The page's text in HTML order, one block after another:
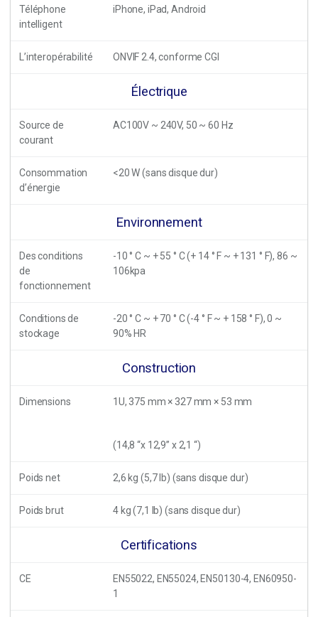
Téléphone
intelligent
iPhone, iPad, Android
L’interopérabilité ONVIF 2.4, conforme CGI
Électrique
Source de
courant
AC100V ~ 240V, 50 ~ 60 Hz
Consommation
d’énergie
<20 W (sans disque dur)
Environnement
Des conditions
de
fonctionnement
-10 ° C ~ + 55 ° C (+ 14 ° F ~ + 131 ° F), 86 ~
106kpa
Conditions de
stockage
-20 ° C ~ + 70 ° C (-4 ° F ~ + 158 ° F), 0 ~
90% HR
Construction
Dimensions 1U, 375 mm × 327 mm × 53 mm
(14,8 “x 12,9” x 2,1 “)
Poids net 2,6 kg (5,7 lb) (sans disque dur)
Poids brut 4 kg (7,1 lb) (sans disque dur)
Certifications
CE
EN55022, EN55024, EN50130-4, EN60950-
1